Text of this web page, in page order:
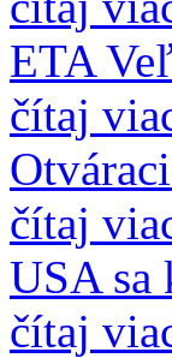
ETA
čítaj
čítaj
USA sa
čítaj